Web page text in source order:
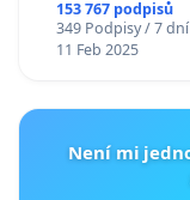
153 767 podpisů
349 Podpisy / 7 dní
11 Feb 2025
Není mi